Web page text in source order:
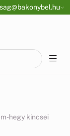
hegy kincsei